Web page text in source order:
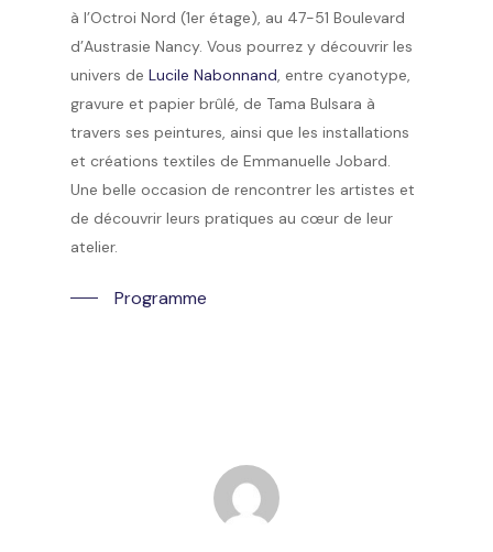
à l’Octroi Nord (1er étage), au 47-51 Boulevard
d’Austrasie Nancy. Vous pourrez y découvrir les
univers deLucile Nabonnand, entre cyanotype,
gravure et papier brûlé, de Tama Bulsara à
travers ses peintures, ainsi que les installations
et créations textiles deEmmanuelle Jobard.
Une belle occasion de rencontrer les artistes et
de découvrir leurs pratiques au cœur de leur
atelier.
Programme